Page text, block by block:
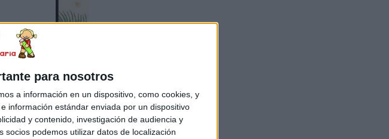
para nosotros
a información en un dispositivo, como cookies, y
información estándar enviada por un dispositivo
y contenido, investigación de audiencia y
socios podemos utilizar datos de localización